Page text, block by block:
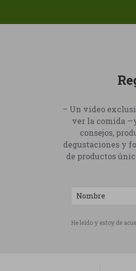
– Un video
ver la comida
consejos,
degustaciones y
de productos
He leído y estoy de